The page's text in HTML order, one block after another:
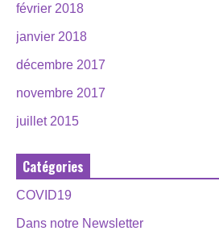
février 2018
janvier 2018
décembre 2017
novembre 2017
juillet 2015
Catégories
COVID19
Dans notre Newsletter